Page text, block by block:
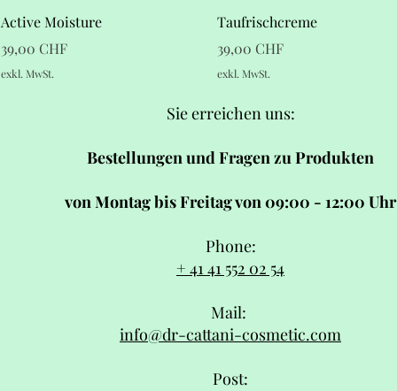
Schnellansicht
Active Moisture
Preis
39,00 CHF
exkl. MwSt.
Schnellansicht
Taufrischcreme
Preis
39,00 CHF
exkl. MwSt.
Sie erreichen uns:
Bestellungen und Fragen zu Produkten
von Montag bis Freitag von 09:00 - 12:00 Uhr
Phone:
+ 41 41 552 02 54
Mail:
info@dr-cattani-cosmetic.com
Post: